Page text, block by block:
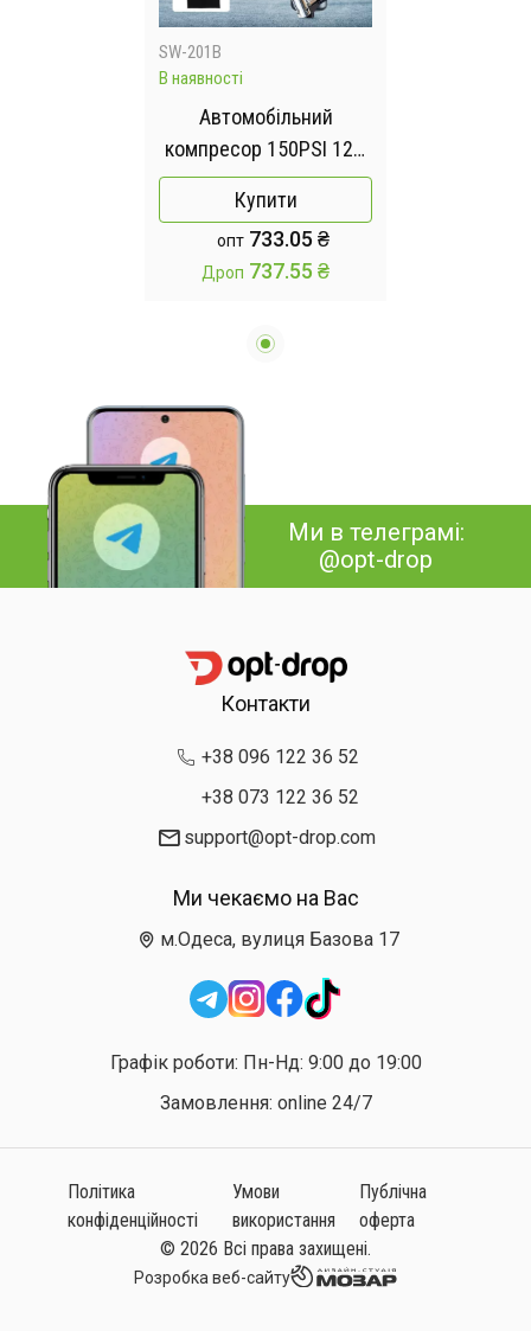
SW-201B
В наявності
Автомобільний
компресор 150PSI 12V,
що перезаряджається,
з Powerbank SW-201B
Купити
опт 733.05 ₴
Дроп 737.55 ₴
Ми в телеграмі:
@opt-drop
Контакти
+38 096 122 36 52
+38 073 122 36 52
support@opt-drop.com
Ми чекаємо на Вас
м.Одеса, вулиця Базова 17
Графік роботи: Пн-Нд: 9:00 до 19:00
Замовлення: online 24/7
Політика
конфіденційності
Умови
використання
Публічна
оферта
© 2026 Всі права захищені.
Розробка веб-сайту